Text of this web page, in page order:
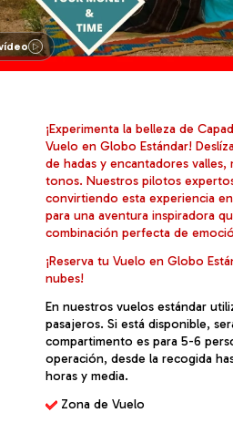
¡Experimenta la belleza de
Vuelo en Globo Estándar!
de hadas y encantadores valles,
tonos. Nuestros pilotos
convirtiendo esta experiencia
para una aventura inspiradora
combinación perfecta de
¡Reserva tu Vuelo en Globo
nubes!
En nuestros vuelos estándar
pasajeros. Si está disponible,
compartimento es para 5-6
operación, desde la recogida
horas y media.
Zona de Vuelo